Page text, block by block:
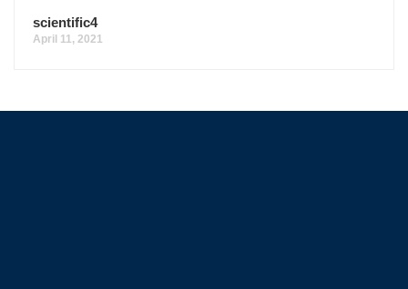
scientific4
April 11, 2021